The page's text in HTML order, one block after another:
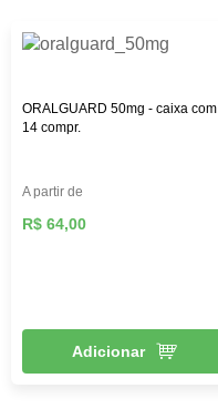
ORALGUARD 50mg - caixa com
14 compr.
A partir de
R$ 64,00
Adicionar